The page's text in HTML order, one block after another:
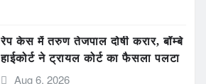
रेप केस में तरुण तेजपाल दोषी करार, बॉम्बे
हाईकोर्ट ने ट्रायल कोर्ट का फैसला पलटा
Aug 6, 2026